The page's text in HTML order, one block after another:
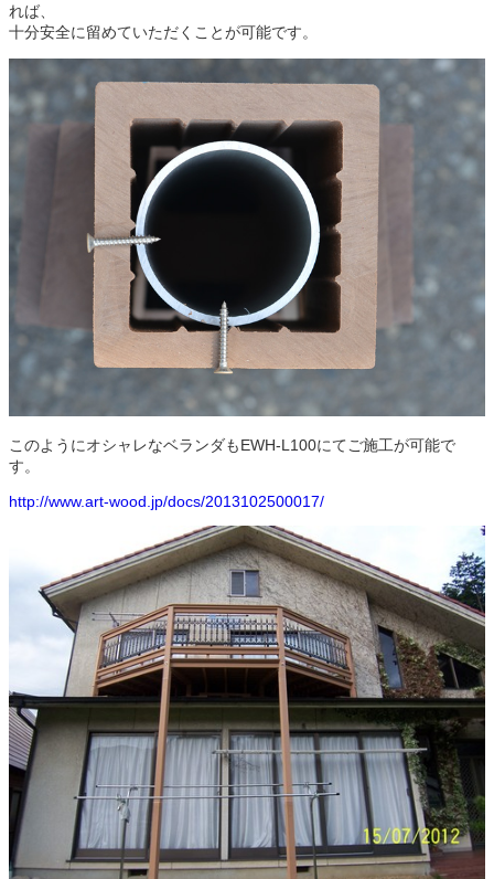
れば、
十分安全に留めていただくことが可能です。
このようにオシャレなベランダもEWH-L100にてご施工が可能で
す。
http://www.art-wood.jp/docs/2013102500017/